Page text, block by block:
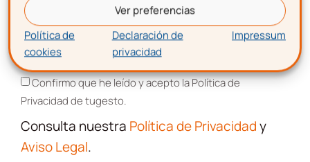
Ver preferencias
Política de
cookies
Declaración de
privacidad
Impressum
Correo electrónico
Aceptación de términos y
condiciones
Confirmo que he leído y acepto la Política de
Privacidad de tugesto.
Aceptación de términos y condiciones
Confirmo que he leído y acepto la Política de
Privacidad de tugesto.
Consulta nuestra Política de Privacidady
Aviso Legal.